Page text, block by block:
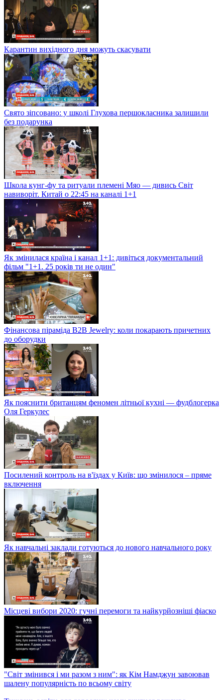
Карантин вихідного дня можуть скасувати
Свято зіпсовано: у школі Глухова першокласника залишили
без подарунка
Школа кунг-фу та ритуали племені Мяо — дивись Світ
навиворіт. Китай о 22:45 на каналі 1+1
Як змінилася країна і канал 1+1: дивіться документальний
фільм "1+1. 25 років ти не один"
Фінансова піраміда B2B Jewelry: коли покарають причетних
до оборудки
Як пояснити британцям феномен літньої кухні — фудблогерка
Оля Геркулес
Посилений контроль на в'їздах у Київ: що змінилося – пряме
включення
Як навчальні заклади готуються до нового навчального року
Місцеві вибори 2020: гучні перемоги та найкурйозніші фіаско
"Світ змінився і ми разом з ним": як Кім Намджун завоював
шалену популярність по всьому світу